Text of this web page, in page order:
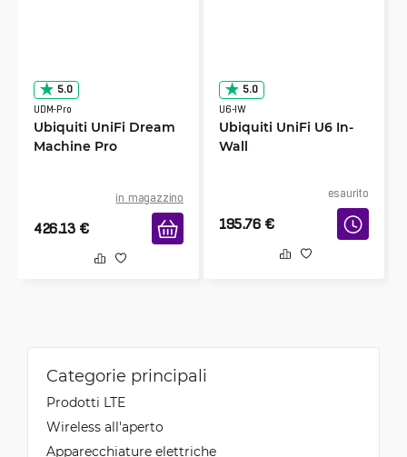
5.0
UDM-Pro
Ubiquiti UniFi Dream
Machine Pro
in magazzino
426.13 €
5.0
U6-IW
Ubiquiti UniFi U6 In-
Wall
esaurito
195.76 €
Categorie principali
Prodotti LTE
Wireless all'aperto
Apparecchiature elettriche